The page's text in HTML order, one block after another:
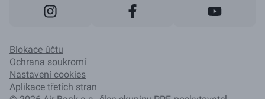
Blokace účtu
Ochrana soukromí
Nastavení cookies
Aplikace třetích stran